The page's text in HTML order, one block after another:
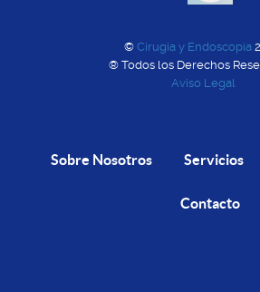
© Cirugía y Endoscopía
® Todos los Derechos
Aviso Legal
Sobre Nosotros Servicios
Contacto